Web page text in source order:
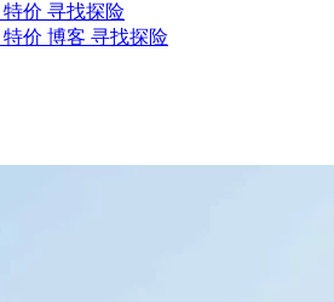
特价 寻找探险
特价 博客 寻找探险